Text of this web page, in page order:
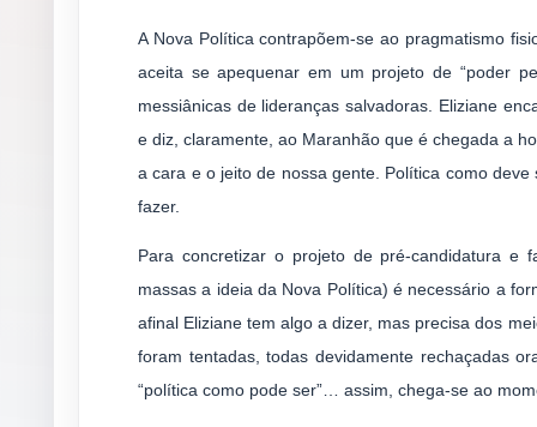
A Nova Política contrapõem-se ao pragmatismo
aceita se apequenar em um projeto de “poder
messiânicas de lideranças salvadoras. Eliziane
e diz, claramente, ao Maranhão que é chegada a
a cara e o jeito de nossa gente. Política como
fazer.
Para concretizar o projeto de pré-candidatura
massas a ideia da Nova Política) é necessário a
afinal Eliziane tem algo a dizer, mas precisa dos
foram tentadas, todas devidamente rechaçadas
“política como pode ser”… assim, chega-se ao